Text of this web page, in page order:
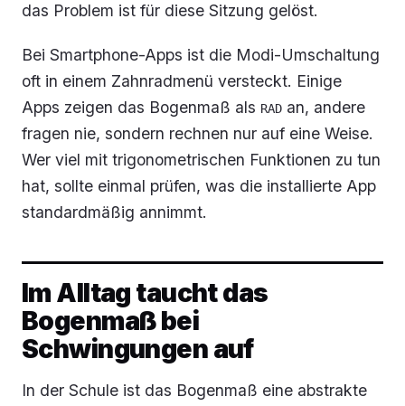
das Problem ist für diese Sitzung gelöst.
Bei Smartphone-Apps ist die Modi-Umschaltung
oft in einem Zahnradmenü versteckt. Einige
Apps zeigen das Bogenmaß als RAD an, andere
fragen nie, sondern rechnen nur auf eine Weise.
Wer viel mit trigonometrischen Funktionen zu tun
hat, sollte einmal prüfen, was die installierte App
standardmäßig annimmt.
Im Alltag taucht das
Bogenmaß bei
Schwingungen auf
In der Schule ist das Bogenmaß eine abstrakte